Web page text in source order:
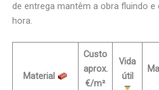
de entrega mantêm a obra fluindo
hora.
Material
Custo
aprox.
€/m²
Vida
útil